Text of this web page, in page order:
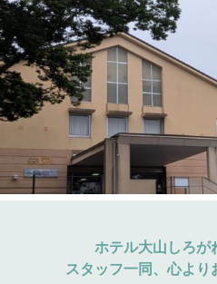
ホテル大山しろが
スタッフ一同、心より